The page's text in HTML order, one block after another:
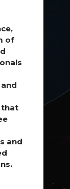
of
that
and